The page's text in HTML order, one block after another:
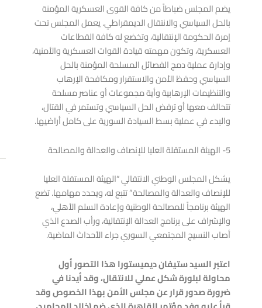
يضم المجلس ضباطاً من كافة القوى العسكرية المؤمنة
بالحل السياسي والانتقال الديمقراطي. يعمل المجلس تحت
إمرة الحكومة الإنتقالية، وتخضع له كافة القطاعات
العسكرية، وتكون مهمته قيادة القوات العسكرية والأمنية،
وإدارة عملية دمج الفصائل المسلحة المؤمنة بالحل
السياسي وحفظ الأمن والاستقرار ومكافحة الإرهاب
والتنظيمات الإرهابية وأية مجموعات أو عناصر مسلحة
تتحالف معها أو ترفض الحل السياسي وتستمر في القتال،
والبدء في عملية بسط السيادة السورية على كامل أراضيها.
يشكل المجلس الوطني الانتقالي “الهيئة المستقلة العليا
للإنصاف والعدالة والمصالحة” تتبع له، ويحدد مهامها. تضع
الهيئة برنامجاً للمصالحة الوطنية وإعادة السلم الأهلي،
والإشراف على برنامج العدالة الإنتقالية، ورأب الصدع الذي
أصاب النسيج المجتمعي السوري جراء الأحداث الماضية.
اعتبر السيد ستيفان ديميستورا هذا التصور أول
محاولة لبلورة شكل عملي للانتقال، وقد أيدنا في
ضرورة صدور قرار عن مجلس الأمن بهذا الخصوص وقد